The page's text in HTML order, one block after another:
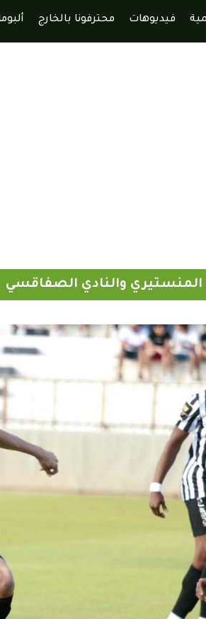
فيديوهات محترفونا بالخارج
المنستيري والنادي الصفاقسي